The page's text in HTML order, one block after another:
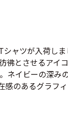
ックを見る
ャツが入荷し
とさせるアイ
ネイビーの深み
のあるグラフ